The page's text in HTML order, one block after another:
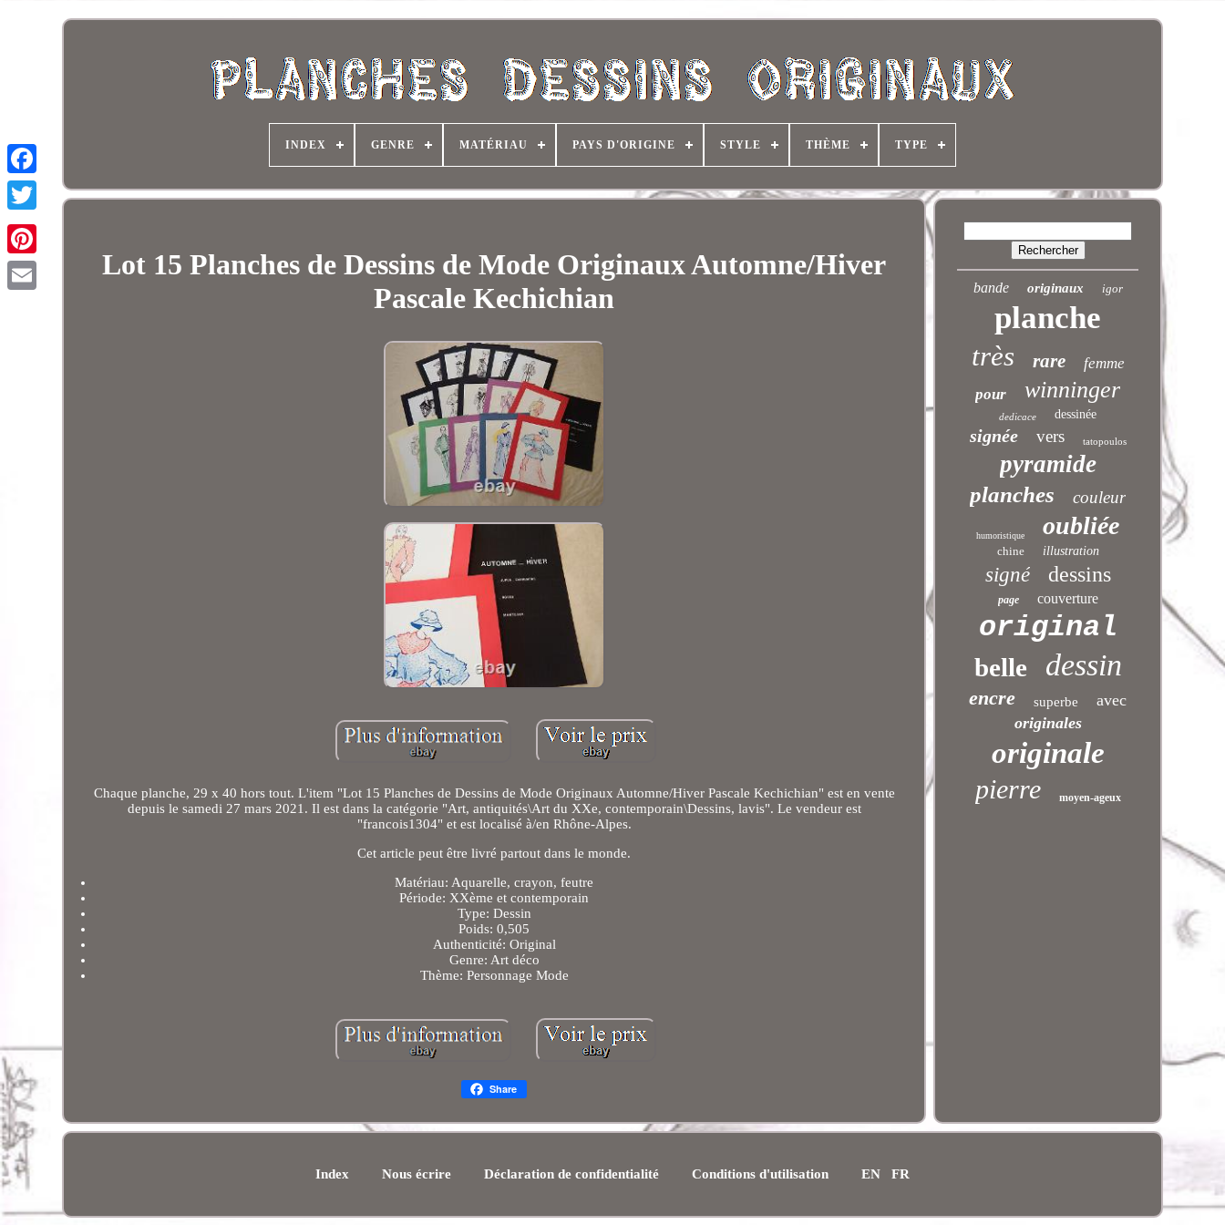
INDEX GENRE MATÉRIAU PAYS D'ORIGINE STYLE THÈME TYPE
Lot 15 Planches de Dessins de Mode Originaux Automne/Hiver
Pascale Kechichian
Chaque planche, 29 x 40 hors tout. L'item "Lot 15 Planches de Dessins de Mode Originaux Automne/Hiver Pascale Kechichian" est en vente
depuis le samedi 27 mars 2021. Il est dans la catégorie "Art, antiquités\Art du XXe, contemporain\Dessins, lavis". Le vendeur est
"francois1304" et est localisé à/en Rhône-Alpes.
Cet article peut être livré partout dans le monde.
Matériau: Aquarelle, crayon, feutre
Période: XXème et contemporain
Type: Dessin
Poids: 0,505
Authenticité: Original
Genre: Art déco
Thème: Personnage Mode
Share
bande originaux igor
planche
très rare
femme
pour
winninger
dedicace dessinée
signée vers tatopoulos
pyramide
planches couleur
humoristique oubliée
chine illustration
signé dessins
page couverture
original
belle dessin
encre superbe
avec
originales
originale
pierre moyen-ageux
Index Nous écrire Déclaration de confidentialité Conditions d'utilisation EN FR